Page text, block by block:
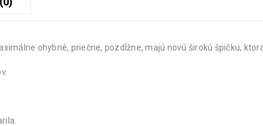
ohybné, priečne, pozdĺžne, majú novú širokú špičku,